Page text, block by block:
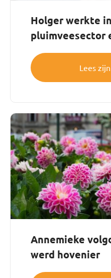
Holger werkte
pluimveesector
Lees
Annemieke
werd hovenier